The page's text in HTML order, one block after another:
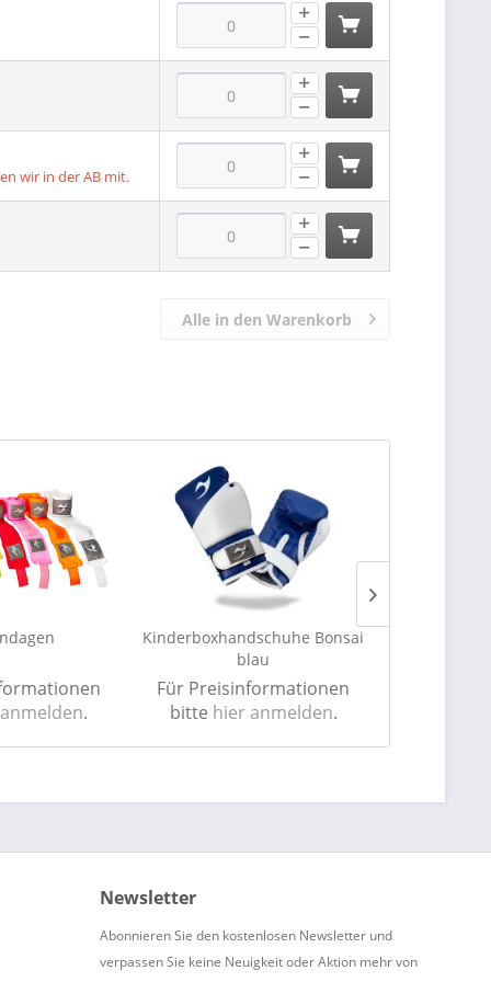
wir in der AB mit.
Alle in den Warenkorb
.
Kinderboxhandschuhe Bonsai
blau
Für Preisinformationen
bitte hier anmelden.
Newsletter
Abonnieren Sie den kostenlosen Newsletter und
verpassen Sie keine Neuigkeit oder Aktion mehr von